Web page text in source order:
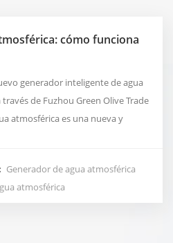
cómo funciona
generador inteligente de agua
de Fuzhou Green Olive Trade
atmosférica es una nueva y
o enviar agua embotellada
Generador de agua atmosférica
atmosférica